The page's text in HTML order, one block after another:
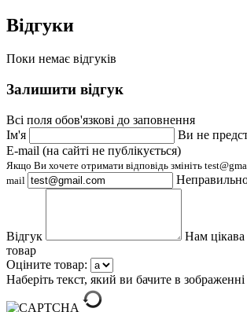
Відгуки
Поки немає відгуків
Залишити відгук
Всі поля обов'язкові до заповнення
Ім'я
Ви не
E-mail (на сайті не публікується)
Якщо Ви хочете отримати відповідь змініть
mail
Відгук
Нам
товар
Оціните товар:
Наберіть текст, який ви бачите в зображенні